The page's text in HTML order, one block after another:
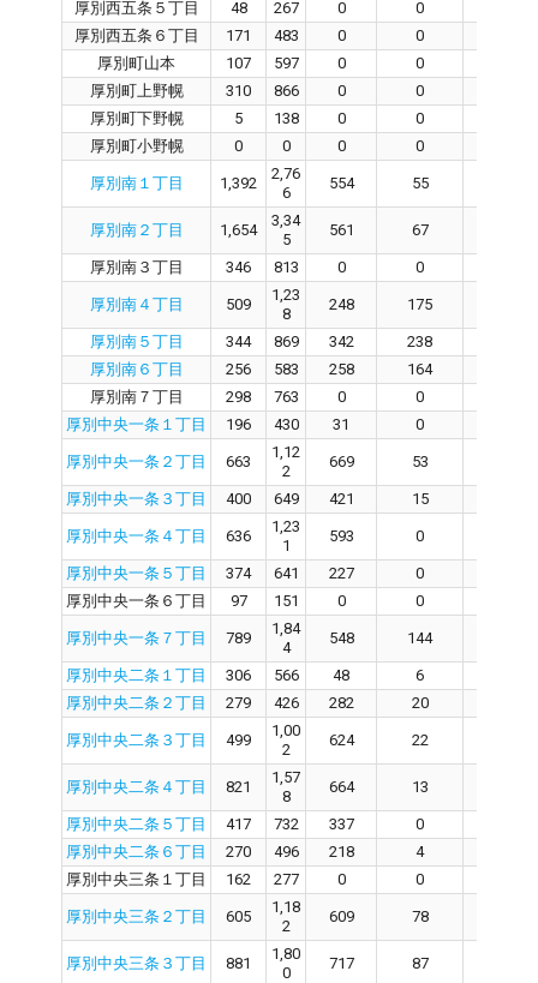
厚別西五条５丁目 48 267 0 0
厚別西五条６丁目
171 483 0 0
厚別町山本
107 597 0 0
厚別町上野幌
310 866 0 0
厚別町下野幌
5 138 0 0
厚別町小野幌
0 0 0 0
厚別南１丁目 1,392
2,76
6
554 55
厚別南２丁目 1,654
3,34
5
561 67
厚別南３丁目 346 813 0 0
厚別南４丁目 509
1,23
8
248 175
厚別南５丁目 344 869 342 238
厚別南６丁目
256 583 258 164
厚別南７丁目
298 763 0 0
厚別中央一条１丁目
196 430 31 0
厚別中央一条２丁目 663
1,12
2
669 53
厚別中央一条３丁目 400 649 421 15
厚別中央一条４丁目 636
1,23
1
593 0
厚別中央一条５丁目 374 641 227 0
厚別中央一条６丁目
97 151 0 0
厚別中央一条７丁目 789
1,84
4
548 144
厚別中央二条１丁目 306 566 48 6
厚別中央二条２丁目
279 426 282 20
厚別中央二条３丁目 499
1,00
2
624 22
厚別中央二条４丁目 821
1,57
8
664 13
厚別中央二条５丁目 417 732 337 0
厚別中央二条６丁目
270 496 218 4
厚別中央三条１丁目
162 277 0 0
厚別中央三条２丁目 605
1,18
2
609 78
厚別中央三条３丁目 881
1,80
0
717 87